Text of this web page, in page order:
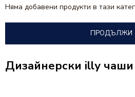
Няма добавени продукти в тази
ПРОДЪЛЖИ
Дизайнерски illy чаши